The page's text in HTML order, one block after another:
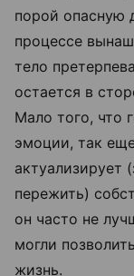
порой опасную
процессе
тело
остается в
Мало того, что
эмоции, так
актуализирует
пережить)
он часто не
могли
жизнь.